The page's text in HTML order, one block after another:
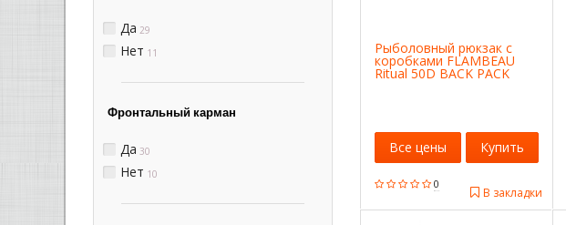
Да 29
Нет 11
Фронтальный карман
Да 30
Нет 10
Рыболовный рюкзак с
коробками FLAMBEAU
Ritual 50D BACK PACK
0
В закладки
Все цены Купить